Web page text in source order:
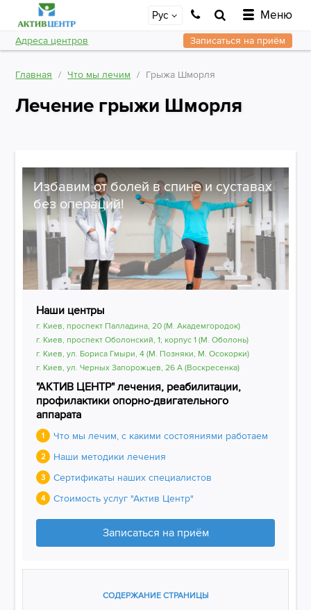
Рус Меню
Адреса центров Записаться на приём
Главная Что мы лечим Грыжа Шморля
Лечение грыжи Шморля
Избавим от болей в спине и суставах
без операций!
Наши центры
г. Киев, проспект Палладина, 20 (М. Академгородок)
г. Киев, проспект Оболонский, 1; корпус 1 (М. Оболонь)
г. Киев, ул. Бориса Гмыри, 4 (М. Позняки, М. Осокорки)
г. Киев, ул. Черных Запорожцев, 26 А (Воскресенка)
"АКТИВ ЦЕНТР" лечения, реабилитации,
профилактики опорно-двигательного
аппарата
1 Что мы лечим, с какими состояниями работаем
2 Наши методики лечения
3 Сертификаты наших специалистов
4 Стоимость услуг "Актив Центр"
Записаться на приём
СОДЕРЖАНИЕ СТРАНИЦЫ